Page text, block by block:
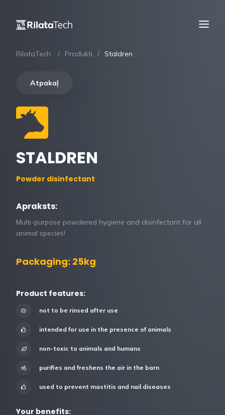
RilataTech Produkti Staldren
Atpakaļ
STALDREN
Powder disinfectant
Apraksts:
Multi-purpose powdered hygiene and disinfectant for all
animal species!
Packaging: 25kg
Product features:
not to be rinsed after use
intended for use in the presence of animals
non-toxic to animals and humans
purifies and freshens the air in the barn
used to prevent mastitis and nail diseases
Your benefits: